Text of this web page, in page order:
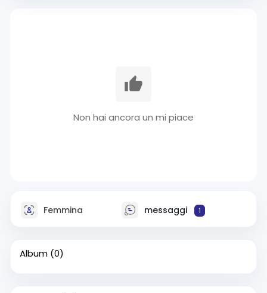
Non hai ancora un mi piace
Femmina messaggi 1
Album (0)